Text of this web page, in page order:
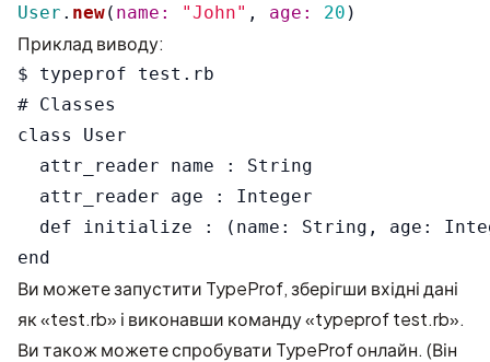
User . new( name: "John" , age: 20 )
Приклад виводу:
$ typeprof test.rb
# Classes
class User
  attr_reader name : String
  attr_reader age : Integer
def initialize : (name: String, age:
Ви можете запустити TypeProf, зберігши вхідні дані
як «test.rb» і виконавши команду «typeprof test.rb».
Ви також можетеспробувати TypeProf онлайн. (Він